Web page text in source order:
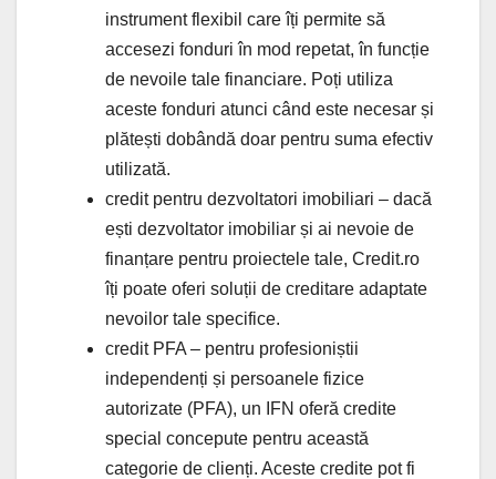
instrument flexibil care îți permite să
accesezi fonduri în mod repetat, în funcție
de nevoile tale financiare. Poți utiliza
aceste fonduri atunci când este necesar și
plătești dobândă doar pentru suma efectiv
utilizată.
credit pentru dezvoltatori imobiliari – dacă
ești dezvoltator imobiliar și ai nevoie de
finanțare pentru proiectele tale, Credit.ro
îți poate oferi soluții de creditare adaptate
nevoilor tale specifice.
credit PFA – pentru profesioniștii
independenți și persoanele fizice
autorizate (PFA), un IFN oferă credite
special concepute pentru această
categorie de clienți. Aceste credite pot fi